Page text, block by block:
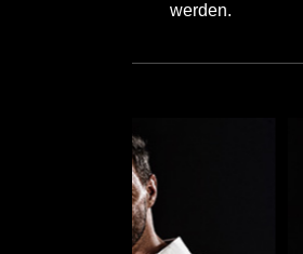
werden.